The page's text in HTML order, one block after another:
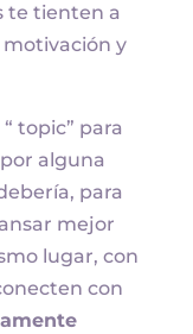
te tienten a
y
topic” para
alguna
para
mejor
lugar, con
con